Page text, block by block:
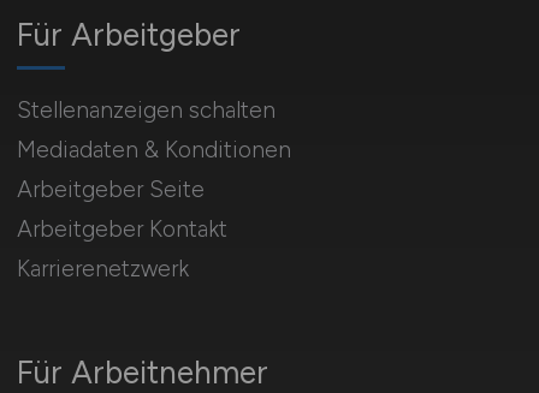
Für Arbeitnehmer
Für Arbeitgeber
Stellenanzeigen schalten
Mediadaten & Konditionen
Arbeitgeber Seite
Arbeitgeber Kontakt
Karrierenetzwerk